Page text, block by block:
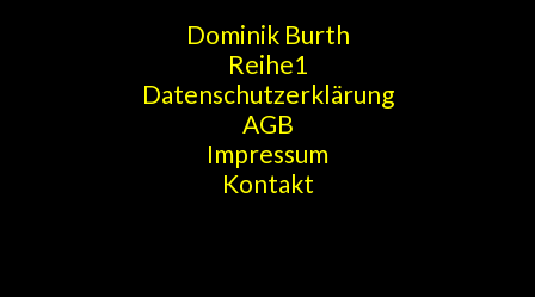
Dominik Burth
Reihe1
Datenschutzerklärung
AGB
Impressum
Kontakt